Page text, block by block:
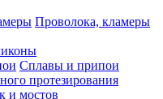
Проволока, кламеры
Сплавы и припои
протезирования
и мостов